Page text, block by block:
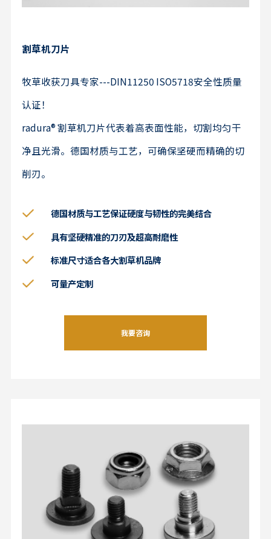
割草机刀片
牧草收获刀具专家---DIN11250 ISO5718安全性质量
认证！
radura® 割草机刀片代表着高表面性能，切割均匀干
净且光滑。德国材质与工艺，可确保坚硬而精确的切
削刃。
德国材质与工艺保证硬度与韧性的完美结合
具有坚硬精准的刀刃及超高耐磨性
标准尺寸适合各大割草机品牌
可量产定制
我要咨询